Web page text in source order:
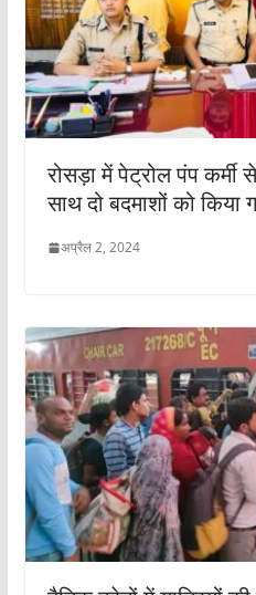
रोसड़ा में पेट्रोल पंप
साथ दो बदमाशों को किया
अप्रैल 2, 2024